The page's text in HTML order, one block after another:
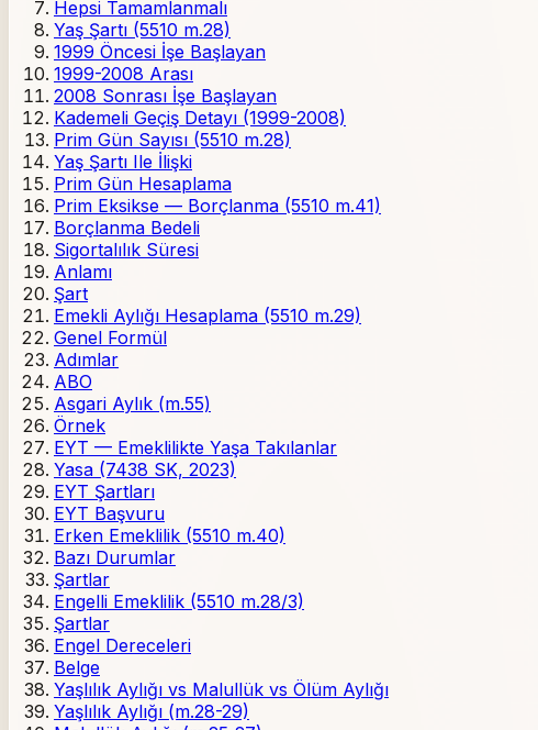
Hepsi Tamamlanmalı
Yaş Şartı (5510 m.28)
1999 Öncesi İşe Başlayan
1999-2008 Arası
2008 Sonrası İşe Başlayan
Kademeli Geçiş Detayı (1999-2008)
Prim Gün Sayısı (5510 m.28)
Yaş Şartı Ile İlişki
Prim Gün Hesaplama
Prim Eksikse — Borçlanma (5510 m.41)
Borçlanma Bedeli
Sigortalılık Süresi
Anlamı
Şart
Emekli Aylığı Hesaplama (5510 m.29)
Genel Formül
Adımlar
ABO
Asgari Aylık (m.55)
Örnek
EYT — Emeklilikte Yaşa Takılanlar
Yasa (7438 SK, 2023)
EYT Şartları
EYT Başvuru
Erken Emeklilik (5510 m.40)
Bazı Durumlar
Şartlar
Engelli Emeklilik (5510 m.28/3)
Şartlar
Engel Dereceleri
Belge
Yaşlılık Aylığı vs Malullük vs Ölüm Aylığı
Yaşlılık Aylığı (m.28-29)